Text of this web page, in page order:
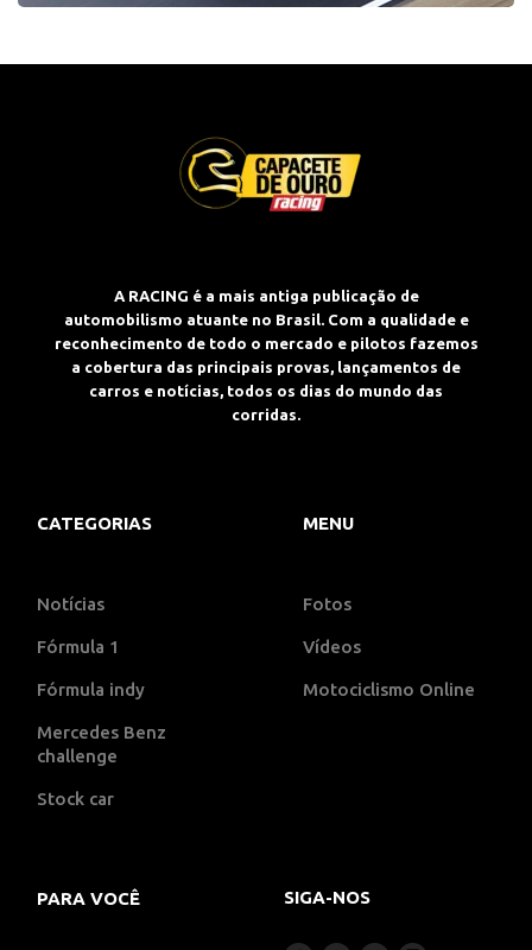
A RACING é a mais antiga publicação de
automobilismo atuante no Brasil. Com a qualidade e
reconhecimento de todo o mercado e pilotos fazemos
a cobertura das principais provas, lançamentos de
carros e notícias, todos os dias do mundo das
corridas.
CATEGORIAS
Notícias
Fórmula 1
Fórmula indy
Mercedes Benz
challenge
Stock car
MENU
Fotos
Vídeos
Motociclismo Online
PARA VOCÊ SIGA-NOS